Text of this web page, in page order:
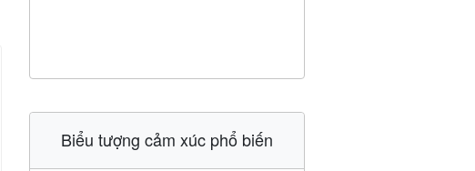
Biểu tượng cảm xúc phổ biến